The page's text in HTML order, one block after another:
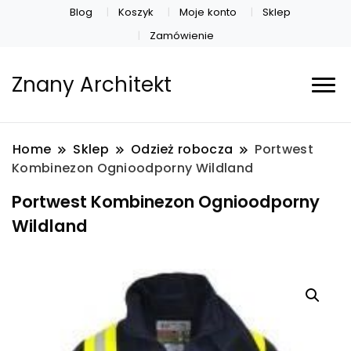
Blog Koszyk Moje konto
Sklep
Zamówienie
Znany Architekt
Home Sklep Odzież robocza
Portwest
Kombinezon Ognioodporny Wildland
Portwest Kombinezon Ognioodporny
Wildland